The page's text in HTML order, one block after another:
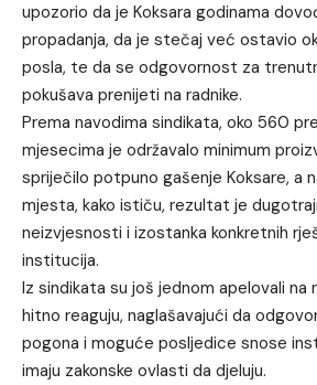
upozorio da je Koksara godinama
propadanja, da je stečaj već ostavio
posla, te da se odgovornost za
pokušava prenijeti na radnike.
Prema navodima sindikata, oko 560
mjesecima je održavalo minimum
spriječilo potpuno gašenje Koksare, a
mjesta, kako ističu, rezultat je
neizvjesnosti i izostanka konkretnih
institucija.
Iz sindikata su još jednom apelovali na
hitno reaguju, naglašavajući da
pogona i moguće posljedice snose
imaju zakonske ovlasti da djeluju.